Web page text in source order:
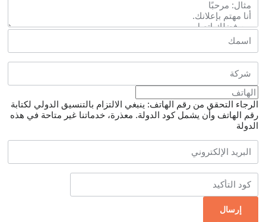
الرجاء التحقق من رقم الهاتف: ينبغي الالتزام بالتنسيق الدولي لكتابة
رقم الهاتف وأن يشمل كود الدولة. معذرة، خدماتنا غير متاحة في هذه
الدولة